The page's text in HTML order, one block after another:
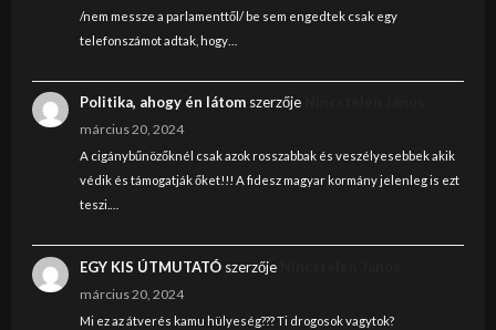
/nem messze a parlamenttől/ be sem engedtek csak egy
telefonszámot adtak, hogy…
Politika, ahogy én látomszerzője
március 20, 2024
A cigánybűnözőknél csak azok rosszabbak és veszélyesebbek akik
védik és támogatják őket!!! A fidesz magyar kormány jelenleg is ezt
teszi.…
EGY KIS ÚTMUTATÓszerzője
március 20, 2024
Mi ez az átverés kamu hülyeség??? Ti drogosok vagytok?